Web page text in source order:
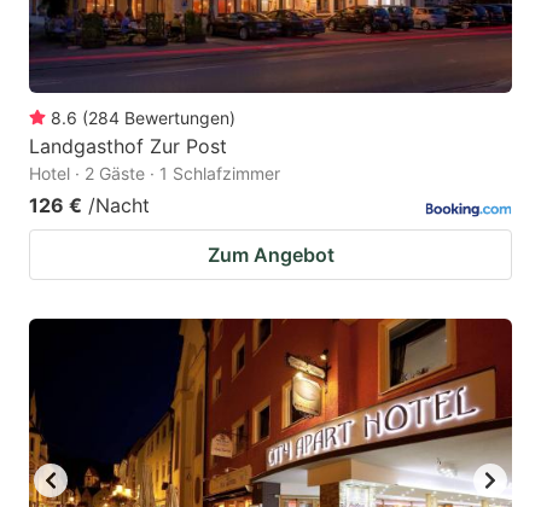
8.6 (284 Bewertungen)
Landgasthof Zur Post
Hotel · 2 Gäste · 1 Schlafzimmer
126 € /Nacht
Zum Angebot